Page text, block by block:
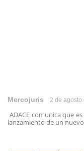
Mercojuris 2 de agosto
ADACE comunica que
lanzamiento de un